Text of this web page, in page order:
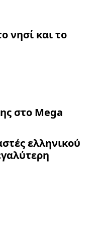
νησί και το
στο Mega
ελληνικού